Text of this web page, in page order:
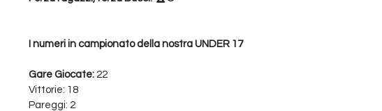
I numeri in campionato della nostra UNDER 17
Gare Giocate: 22
Vittorie: 18
Pareggi: 2